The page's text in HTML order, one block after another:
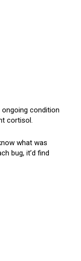
condition
cortisol.
what was
bug, it’d find